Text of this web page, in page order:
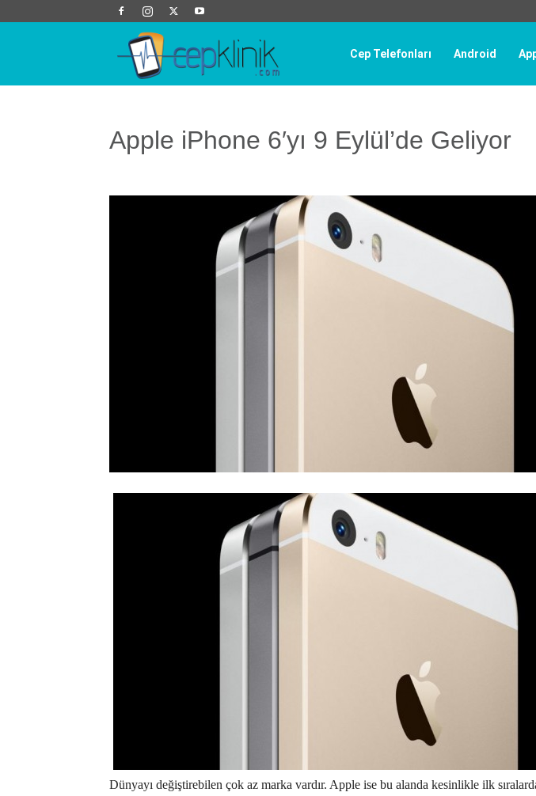
Cep Telefonları Android
Apple iPhone 6′yı 9 Eylül’de Geliyor
Dünyayı değiştirebilen çok az marka vardır. Apple ise bu alanda kesinlikle ilk